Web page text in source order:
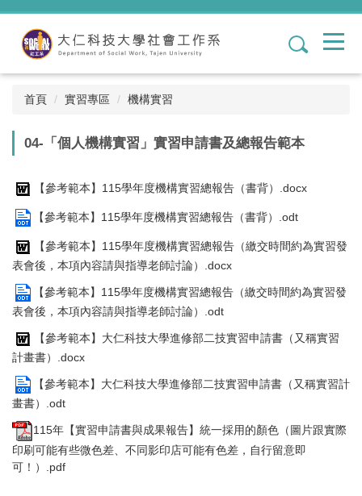
跳
內
1
首頁 實習專區 機構實習
04-「個人機構實習」實習申請書及總報告範本
【參考範本】115學年度機構實習總報告（書背）.docx
【參考範本】115學年度機構實習總報告（書背）.odt
【參考範本】115學年度機構實習總報告（繳交時間約為實習發
表會後，本項內容請與指導老師討論）.docx
【參考範本】115學年度機構實習總報告（繳交時間約為實習發
表會後，本項內容請與指導老師討論）.odt
【參考範本】大仁科技大學進修部二技實習申請書（又稱實習
計畫書）.docx
【參考範本】大仁科技大學進修部二技實習申請書（又稱實習計
畫書）.odt
115年【實習申請書與成果報告】統一採用的顏色（圖片跟實際
印刷可能有些微色差、不同影印店可能有色差，自行留意即
可！）.pdf